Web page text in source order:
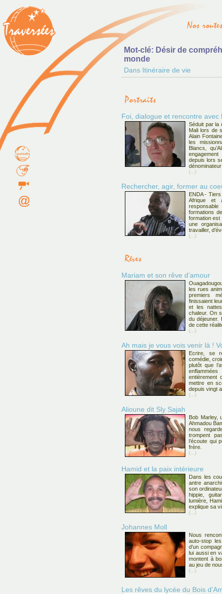
Mot-clé: Désir de
monde
Dans Itinéraire de vie
Foi, dialogue et rencontre
Séduit par la
Mali lors de
Alain
les
Blancs,
depuis lors
(...)
Rechercher, agir, former au
ENDA -
Afrique et
formations
formation est
une
travailler,
(...)
Mariam et son rêve d’amour
les rues
premiers
finissaient
et les
chaleur. On
du déjeuner.
de cette
(...)
Ah mais je vous vois venir là !
Ecrire, se
comédie,
plutôt que
entièrement
mettre en
depuis vingt
(...)
Alioune dit Sly Sajah
Bob Marley,
Ahmadou
nous
trompent
l’écoute qui
frère.
(...)
Hamid et la paix intérieure
Dans les
antre
son
hippie,
lumière,
explique sa
(...)
Johannes Moll
Nous
auto-stop
d’un
lui aussi en
montent à
au jeu de
(...)
Les rêves du lycée du Bois